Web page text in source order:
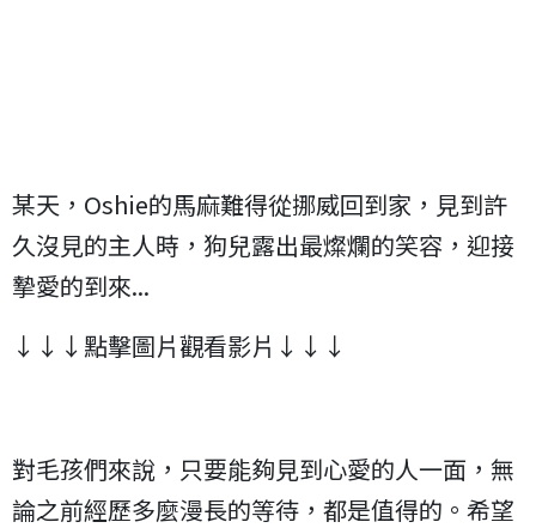
某天，Oshie的馬麻難得從挪威回到家，見到許
久沒見的主人時，狗兒露出最燦爛的笑容，迎接
摯愛的到來...
↓↓↓點擊圖片觀看影片↓↓↓
對毛孩們來說，只要能夠見到心愛的人一面，無
論之前經歷多麼漫長的等待，都是值得的。希望